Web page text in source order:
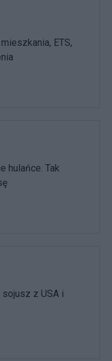
ETS,
hulańce. Tak
sojusz z USA i